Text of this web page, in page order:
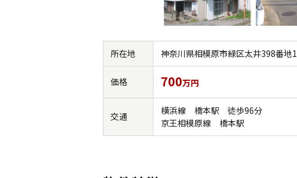
所在地 神奈川県相模原市緑区太井398番地1
価格 700万円
交通
横浜線 橋本駅 徒歩96分
京王相模原線 橋本駅